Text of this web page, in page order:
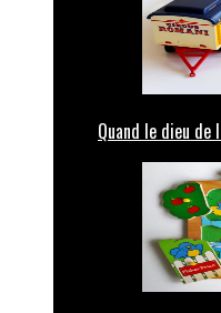
Quand le dieu de